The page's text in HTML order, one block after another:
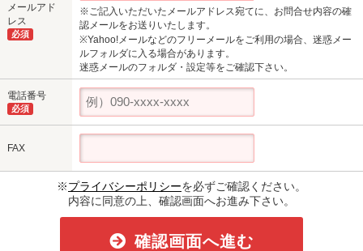
メールアド
レス
必須
※ご記入いただいたメールアドレス宛てに、お問合せ内容の確
認メールをお送りいたします。
※Yahoo!メールなどのフリーメールをご利用の場合、迷惑メー
ルフォルダに入る場合があります。
迷惑メールのフォルダ・設定等をご確認下さい。
電話番号
必須
FAX
※プライバシーポリシーを必ずご確認ください。
内容に同意の上、確認画面へお進み下さい。
確認画面へ進む